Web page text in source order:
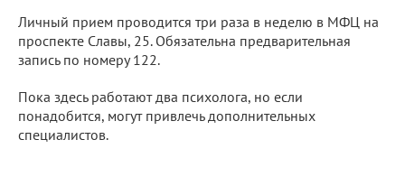
Личный прием проводится три раза в неделю в МФЦ на
проспекте Славы, 25. Обязательна предварительная
запись по номеру 122.
Пока здесь работают два психолога, но если
понадобится, могут привлечь дополнительных
специалистов.